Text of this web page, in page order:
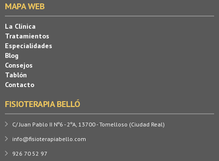
MAPA WEB
La Clínica
Tratamientos
Especialidades
Blog
Consejos
Tablón
Contacto
FISIOTERAPIA BELLÓ
C/ Juan Pablo II Nº6 - 2ºA, 13700 - Tomelloso (Ciudad Real)
info@fisioterapiabello.com
926 70 52 97